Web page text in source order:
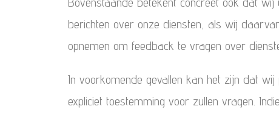
berichten over onze diensten, als wij
opnemen om feedback te vragen over
In voorkomende gevallen kan het zijn dat
expliciet toestemming voor zullen vragen.